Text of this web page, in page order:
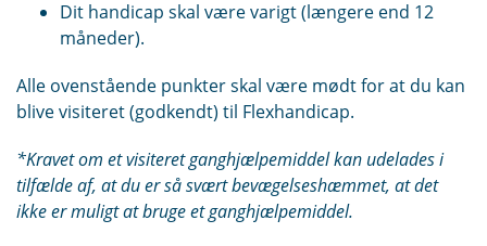
Dit handicap skal være varigt (længere end 12
måneder).
Alle ovenstående punkter skal være mødt for at du kan
blive visiteret (godkendt) til Flexhandicap.
*Kravet om et visiteret ganghjælpemiddel kan udelades i
tilfælde af, at du er så svært bevægelseshæmmet, at det
ikke er muligt at bruge et ganghjælpemiddel.